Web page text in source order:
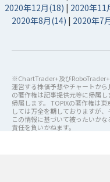
2020年12月(18) | 2020年11
2020年8月(14) | 2020年7
※ChartTrader+及び
運営する株価予想やチャートか
の著作権は記事提供元等に帰属
帰属します。 TOPIXの著作権は
しては万全を期しておりますが
この情報に基づいて被ったいか
責任を負いかねます。